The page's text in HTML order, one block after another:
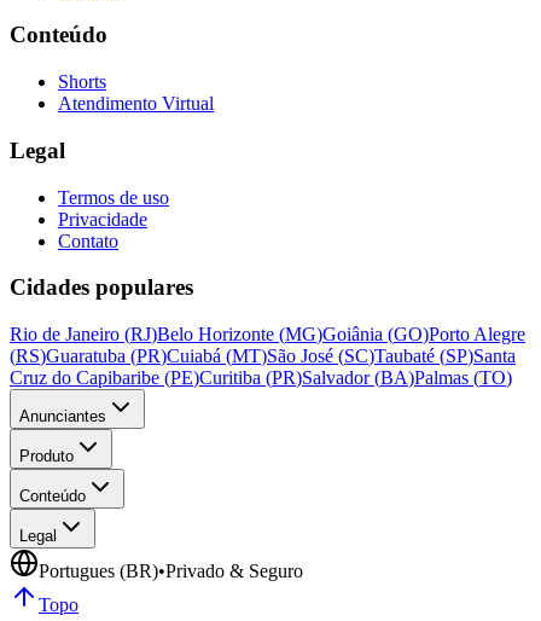
Conteúdo
Shorts
Atendimento Virtual
Legal
Termos de uso
Privacidade
Contato
Cidades populares
Rio de Janeiro (RJ)Belo Horizonte (MG)Goiânia (GO)Porto Alegre
(RS)Guaratuba (PR)Cuiabá (MT)São José (SC)Taubaté (SP)Santa
Cruz do Capibaribe (PE)Curitiba (PR)Salvador(BA)Palmas (TO)
Anunciantes
Produto
Conteúdo
Legal
Portugues (BR)•Privado & Seguro
Topo